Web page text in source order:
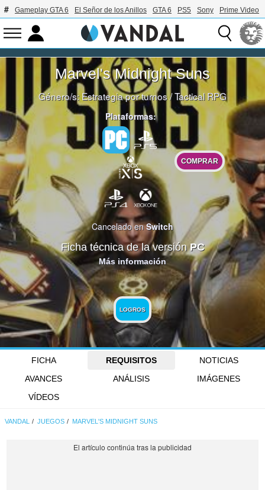
Gameplay GTA 6 El Señor de los Anillos GTA 6 PS5 Sony Prime Video
Marvel's Midnight Suns
Género/s:Estrategia por turnos/Tactical RPG
Plataformas:
COMPRAR
Cancelado enSwitch
Ficha técnica de la versiónPC
Más información
LOGROS
FICHA REQUISITOS
NOTICIAS
AVANCES
ANÁLISIS
IMÁGENES
VÍDEOS
VANDAL JUEGOS MARVEL'S MIDNIGHT SUNS